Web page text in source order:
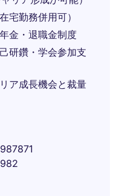
宅勤務併用可）
金・退職金制度
研鑽・学会参加支
ア成長機会と裁量